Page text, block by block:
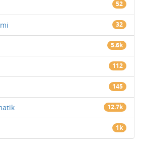
52
32
5.6k
112
145
12.7k
1k